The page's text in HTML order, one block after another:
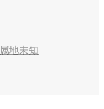
属地未知